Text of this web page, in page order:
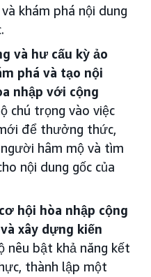
khám phá nội dung
và hư cấu kỳ ảo
phá và tạo nội
nhập với cộng
chú trọng vào việc
để thưởng thức,
hâm mộ và tìm
nội dung gốc của
hội hòa nhập cộng
xây dựng kiến
nêu bật khả năng kết
thành lập một